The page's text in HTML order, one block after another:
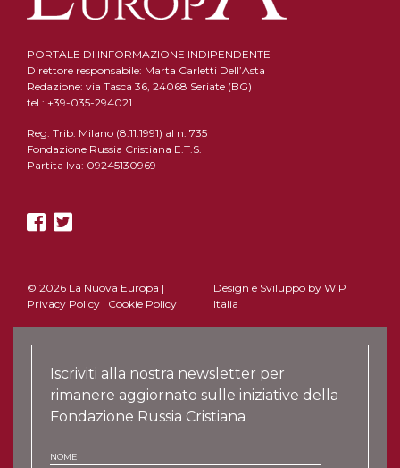
PORTALE DI INFORMAZIONE INDIPENDENTE
Direttore responsabile: Marta Carletti Dell’Asta
Redazione: via Tasca 36, 24068 Seriate (BG)
tel.: +39-035-294021
Reg. Trib. Milano (8.11.1991) al n. 735
Fondazione Russia Cristiana E.T.S.
Partita Iva: 09245130969
© 2026 La Nuova Europa |
Privacy Policy | Cookie Policy
Design e Sviluppo by WIP
Italia
Iscriviti alla nostra newsletter per
rimanere aggiornato sulle iniziative della
Fondazione Russia Cristiana
NOME